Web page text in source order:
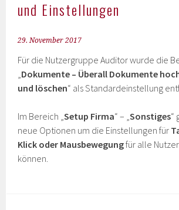
und Einstellungen
29. November 2017
Für die Nutzergruppe Auditor wurde die
Dokumente – Überall Dokumente
und löschen“ als Standardeinstellung
Im Bereich „Setup Firma“ – „Sonstiges“
neue Optionen um die Einstellungen für
Klick oder Mausbewegungfür alle
können.